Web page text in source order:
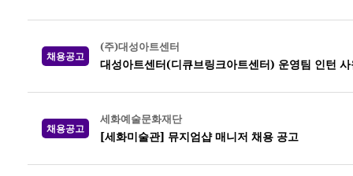
채용공고
(주)대성아트센터
대성아트센터(디큐브링크아트센터) 운영팀 인턴
채용공고
세화예술문화재단
[세화미술관] 뮤지엄샵 매니저 채용 공고